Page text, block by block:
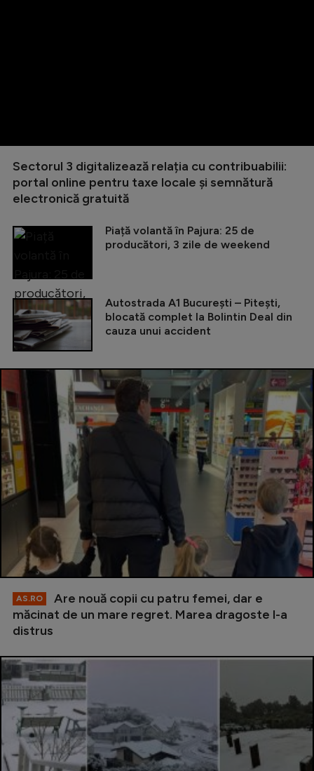
Sectorul 3 digitalizează relația cu contribuabilii:
portal online pentru taxe locale și semnătură
electronică gratuită
Piață volantă în Pajura: 25 de
producători, 3 zile de weekend
Autostrada A1 București – Pitești,
blocată complet la Bolintin Deal din
cauza unui accident
AS.RO
Are nouă copii cu patru femei, dar e
măcinat de un mare regret. Marea dragoste l-a
distrus